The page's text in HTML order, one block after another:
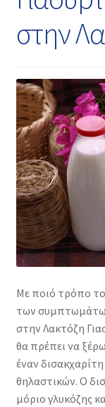
στην
Με ποιό τρόπο
των
στην Λακτόζη
θα πρέπει να
έναν
θηλαστικών. Ο
μόριο γλυκόζης